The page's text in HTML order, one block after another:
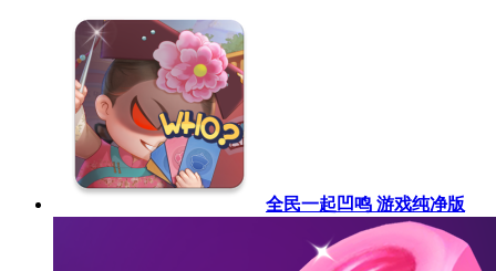
全民一起凹鸣 游戏纯净版